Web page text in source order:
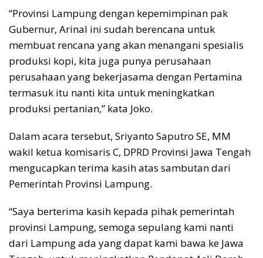
“Provinsi Lampung dengan kepemimpinan pak
Gubernur, Arinal ini sudah berencana untuk
membuat rencana yang akan menangani spesialis
produksi kopi, kita juga punya perusahaan
perusahaan yang bekerjasama dengan Pertamina
termasuk itu nanti kita untuk meningkatkan
produksi pertanian,” kata Joko.
Dalam acara tersebut, Sriyanto Saputro SE, MM
wakil ketua komisaris C, DPRD Provinsi Jawa Tengah
mengucapkan terima kasih atas sambutan dari
Pemerintah Provinsi Lampung.
“Saya berterima kasih kepada pihak pemerintah
provinsi Lampung, semoga sepulang kami nanti
dari Lampung ada yang dapat kami bawa ke Jawa